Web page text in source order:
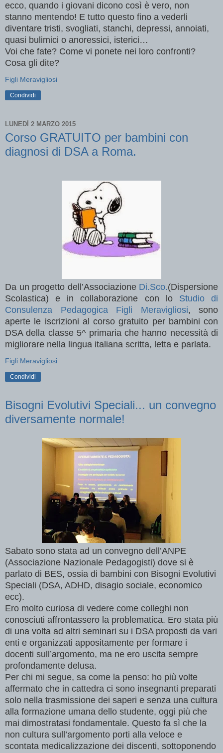
ecco, quando i giovani dicono così è vero, non
stanno mentendo! E tutto questo fino a vederli
diventare tristi, svogliati, stanchi, depressi, annoiati,
quasi bulimici o anoressici, isterici…
Voi che fate? Come vi ponete nei loro confronti?
Cosa gli dite?
Figli Meravigliosi
Condividi
LUNEDÌ 2 MARZO 2015
Corso GRATUITO per bambini con
diagnosi di DSA a Roma.
Da un progetto dell’Associazione Di.Sco.(Dispersione
Scolastica) e in collaborazione con lo Studio di
Consulenza Pedagogica Figli Meravigliosi, sono
aperte le iscrizioni al corso gratuito per bambini con
DSA della classe 5^ primaria che hanno necessità di
migliorare nella lingua italiana scritta, letta e parlata.
Figli Meravigliosi
Condividi
Bisogni Evolutivi Speciali... un convegno
diversamente normale!
Sabato sono stata ad un convegno dell’ANPE
(Associazione Nazionale Pedagogisti) dove si è
parlato di BES, ossia di bambini con Bisogni Evolutivi
Speciali (DSA, ADHD, disagio sociale, economico
ecc).
Ero molto curiosa di vedere come colleghi non
conosciuti affrontassero la problematica. Ero stata più
di una volta ad altri seminari su i DSA proposti da vari
enti e organizzati appositamente per formare i
docenti sull’argomento, ma ne ero uscita sempre
profondamente delusa.
Per chi mi segue, sa come la penso: ho più volte
affermato che in cattedra ci sono insegnanti preparati
solo nella trasmissione dei saperi e senza una cultura
alla formazione umana dello studente, oggi più che
mai dimostratasi fondamentale. Questo fa sì che la
non cultura sull’argomento porti alla veloce e
scontata medicalizzazione dei discenti, sottoponendo